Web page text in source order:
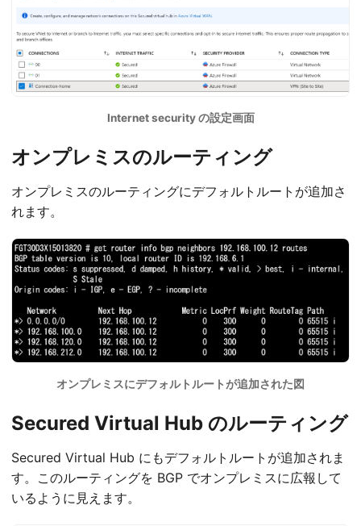
Internet security の設定画面
オンプレミスのルーティング
オンプレミスのルーティングにデフォルトルートが追加さ
れます。
オンプレミスにデフォルトルートが追加された図
Secured Virtual Hub のルーティング
Secured Virtual Hub にもデフォルトルートが追加されま
す。このルーティングを BGP でオンプレミスに広報して
いるように見えます。